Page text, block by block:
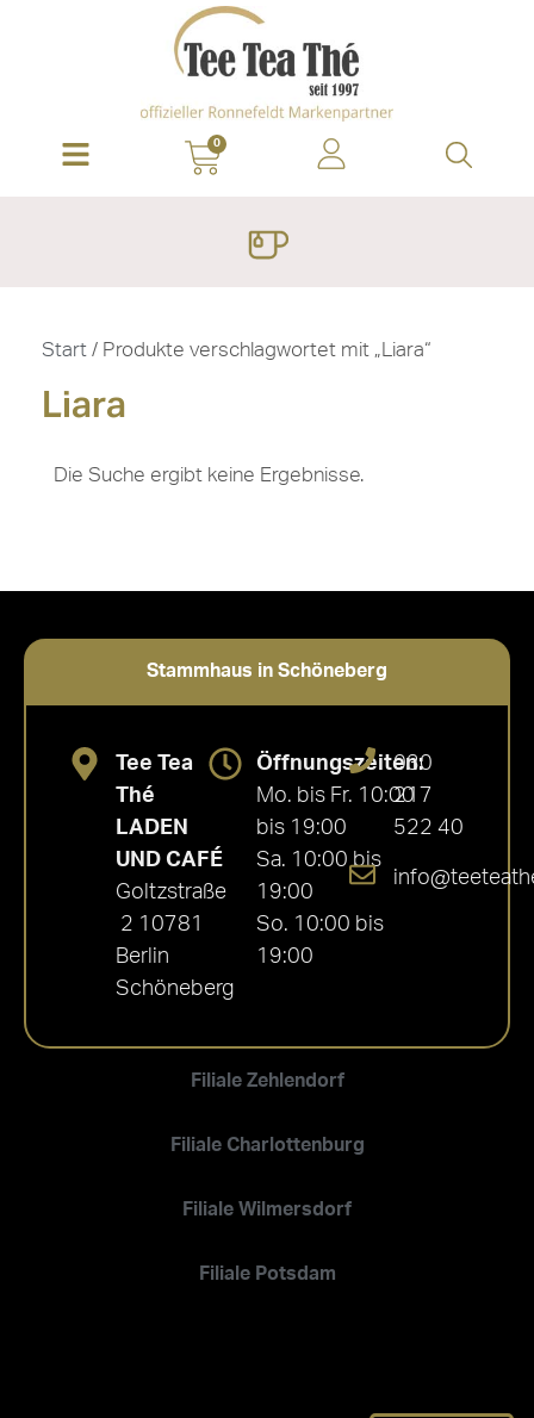
0
Start / Produkte verschlagwortet mit „Liara“
Liara
Die Suche ergibt keine Ergebnisse.
Stammhaus in Schöneberg
Filiale Zehlendorf
Filiale Charlottenburg
Filiale Wilmersdorf
Filiale Potsdam
Tee Tea
Thé
LADEN
UND CAFÉ
Goltzstraße
2 10781
Berlin
Schöneberg
Öffnungszeiten:
Mo. bis Fr. 10:00
bis 19:00
Sa. 10:00 bis
19:00
So. 10:00 bis
19:00
030
217
522 40